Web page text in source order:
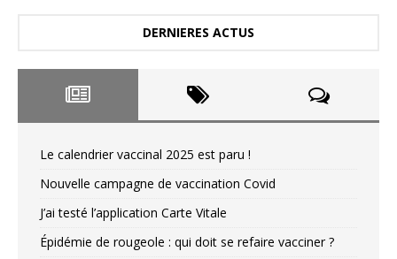
DERNIERES ACTUS
Le calendrier vaccinal 2025 est paru !
Nouvelle campagne de vaccination Covid
J’ai testé l’application Carte Vitale
Épidémie de rougeole : qui doit se refaire vacciner ?